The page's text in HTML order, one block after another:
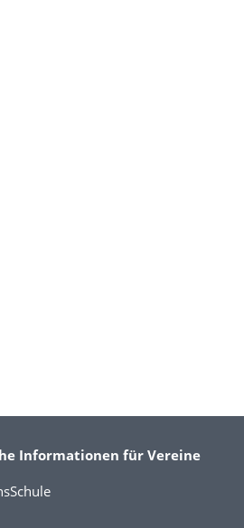
Informationen für Vereine